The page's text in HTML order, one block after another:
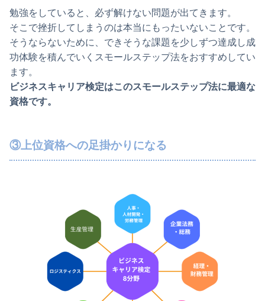
勉強をしていると、必ず解けない問題が出てきます。
そこで挫折してしまうのは本当にもったいないことです。
そうならないために、できそうな課題を少しずつ達成し成
功体験を積んでいくスモールステップ法をおすすめしてい
ます。
ビジネスキャリア検定はこのスモールステップ法に最適な
資格です。
③上位資格への足掛かりになる